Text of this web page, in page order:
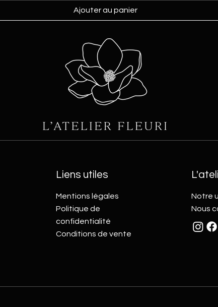
Ajouter au panier
Liens utiles
Mentions légales
Politique de
confidentialité
Conditions de vente
Notre
Nous